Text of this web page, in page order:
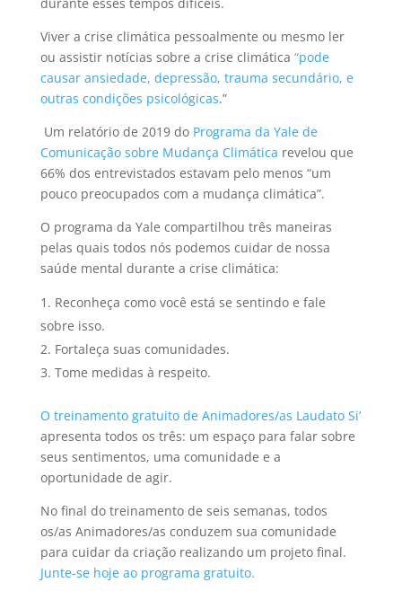
Viver a crise climática pessoalmente ou mesmo ler
ou assistir notícias sobre a crise climática “pode
causar ansiedade, depressão, trauma secundário, e
outras condições psicológicas.”
Um relatório de 2019 do Programa da Yale de
Comunicação sobre Mudança Climática revelou que
66% dos entrevistados estavam pelo menos “um
pouco preocupados com a mudança climática”.
O programa da Yale compartilhou três maneiras
pelas quais todos nós podemos cuidar de nossa
saúde mental durante a crise climática:
Reconheça como você está se sentindo e fale
sobre isso.
Fortaleça suas comunidades.
Tome medidas à respeito.
O treinamento gratuito de Animadores/as Laudato Si’
apresenta todos os três: um espaço para falar sobre
seus sentimentos, uma comunidade e a
oportunidade de agir.
No final do treinamento de seis semanas, todos
os/as Animadores/as conduzem sua comunidade
para cuidar da criação realizando um projeto final.
Junte-se hoje ao programa gratuito.